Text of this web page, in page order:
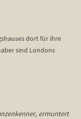
dort für ihre
sind Londons
ermuntert